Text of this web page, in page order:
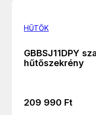
HŰTŐK
GBBSJ11DPY
hűtőszekrény
209 990 Ft